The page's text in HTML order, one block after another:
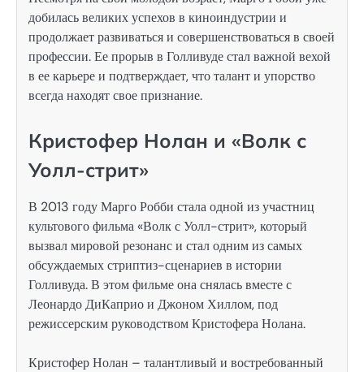
добилась великих успехов в киноиндустрии и
продолжает развиваться и совершенствоваться в своей
профессии. Ее прорыв в Голливуде стал важной вехой
в ее карьере и подтверждает, что талант и упорство
всегда находят свое признание.
Кристофер Нолан и «Волк с
Уолл-стрит»
В 2013 году Марго Робби стала одной из участниц
культового фильма «Волк с Уолл-стрит», который
вызвал мировой резонанс и стал одним из самых
обсуждаемых стриптиз-сценариев в истории
Голливуда. В этом фильме она снялась вместе с
Леонардо ДиКаприо и Джоном Хиллом, под
режиссерским руководством Кристофера Нолана.
Кристофер Нолан – талантливый и востребованный